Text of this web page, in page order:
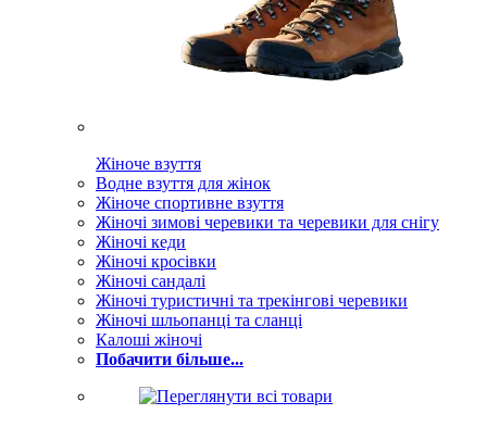
Жіноче взуття
Водне взуття для жінок
Жіноче спортивне взуття
Жіночі зимові черевики та черевики для снігу
Жіночі кеди
Жіночі кросівки
Жіночі сандалі
Жіночі туристичні та трекінгові черевики
Жіночі шльопанці та сланці
Калоші жіночі
Побачити більше...